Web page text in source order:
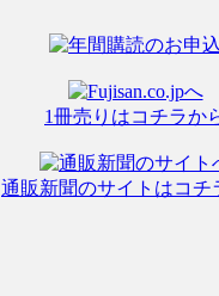
1冊売りはコチラか
通販新聞のサイトはコチ